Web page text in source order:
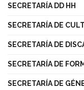
SECRETARÍA DD HH
SECRETARÍA DE
SECRETARÍA DE
SECRETARÍA DE
SECRETARÍA DE